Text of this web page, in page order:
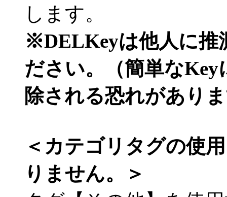
します。
※DELKeyは他人に推
ださい。（簡単な
除される恐れがあり
＜カテゴリタグの使
りません。＞